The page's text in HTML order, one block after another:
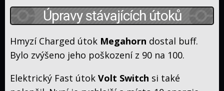
and
Moon
Journeys
Speciály
Timeline
Kdo
Kde
Úpravy stávajících útoků
Hmyzí Charged útok Megahorn dostal buff.
Bylo zvýšeno jeho poškození z 90 na 100.
Elektrický Fast útok Volt Switch si také